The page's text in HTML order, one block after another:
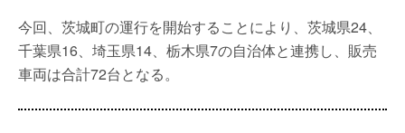
今回、茨城町の運行を開始することにより、茨城県24、
千葉県16、埼玉県14、栃木県7の自治体と連携し、販売
車両は合計72台となる。